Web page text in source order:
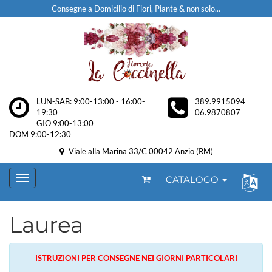
Consegne a Domicilio di Fiori, Piante & non solo...
LUN-SAB: 9:00-13:00 - 16:00-
19:30
GIO 9:00-13:00
DOM 9:00-12:30
389.9915094
06.9870807
Viale alla Marina 33/C 00042 Anzio (RM)
CATALOGO
Laurea
ISTRUZIONI PER CONSEGNE NEI GIORNI PARTICOLARI